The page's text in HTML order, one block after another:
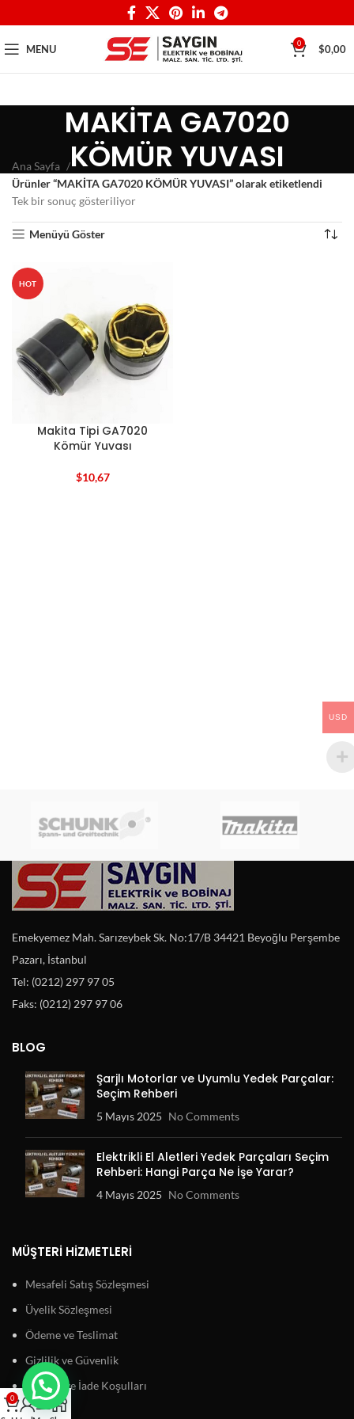
MENU 0 $0,00
MAKİTA GA7020
KÖMÜR YUVASI
Ana Sayfa
Ürünler “MAKİTA GA7020 KÖMÜR YUVASI” olarak etiketlendi
Tek bir sonuç gösteriliyor
Menüyü Göster
HOT
Makita Tipi GA7020
Kömür Yuvası
$10,67
Emekyemez Mah. Sarızeybek Sk. No:17/B 34421 Beyoğlu Perşembe
Pazarı, İstanbul
Tel: (0212) 297 97 05
Faks: (0212) 297 97 06
BLOG
Şarjlı Motorlar ve Uyumlu Yedek Parçalar:
Seçim Rehberi
5 Mayıs 2025 No Comments
Elektrikli El Aletleri Yedek Parçaları Seçim
Rehberi: Hangi Parça Ne İşe Yarar?
4 Mayıs 2025 No Comments
MÜŞTERI HIZMETLERI
Mesafeli Satış Sözleşmesi
Üyelik Sözleşmesi
Ödeme ve Teslimat
Gizlilik ve Güvenlik
Garanti ve İade Koşulları
USD
0